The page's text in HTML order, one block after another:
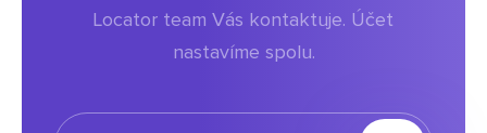
Locator team Vás kontaktuje. Účet
nastavíme spolu.